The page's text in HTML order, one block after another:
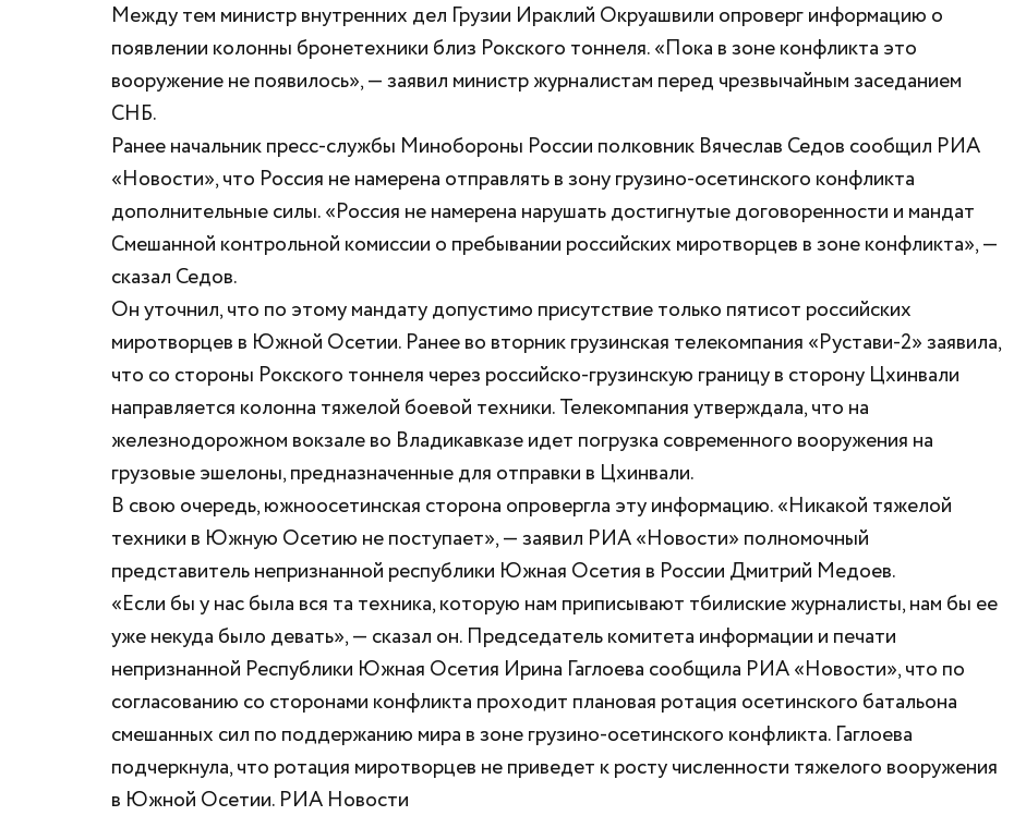
Между тем министр внутренних дел Грузии Ираклий Окруашвили опроверг информацию о
появлении колонны бронетехники близ Рокского тоннеля. «Пока в зоне конфликта это
вооружение не появилось», — заявил министр журналистам перед чрезвычайным заседанием
СНБ.
Ранее начальник пресс-службы Минобороны России полковник Вячеслав Седов сообщил РИА
«Новости», что Россия не намерена отправлять в зону грузино-осетинского конфликта
дополнительные силы. «Россия не намерена нарушать достигнутые договоренности и мандат
Смешанной контрольной комиссии о пребывании российских миротворцев в зоне конфликта», —
сказал Седов.
Он уточнил, что по этому мандату допустимо присутствие только пятисот российских
миротворцев в Южной Осетии. Ранее во вторник грузинская телекомпания «Рустави-2» заявила,
что со стороны Рокского тоннеля через российско-грузинскую границу в сторону Цхинвали
направляется колонна тяжелой боевой техники. Телекомпания утверждала, что на
железнодорожном вокзале во Владикавказе идет погрузка современного вооружения на
грузовые эшелоны, предназначенные для отправки в Цхинвали.
В свою очередь, южноосетинская сторона опровергла эту информацию. «Никакой тяжелой
техники в Южную Осетию не поступает», — заявил РИА «Новости» полномочный
представитель непризнанной республики Южная Осетия в России Дмитрий Медоев.
«Если бы у нас была вся та техника, которую нам приписывают тбилиские журналисты, нам бы ее
уже некуда было девать», — сказал он. Председатель комитета информации и печати
непризнанной Республики Южная Осетия Ирина Гаглоева сообщила РИА «Новости», что по
согласованию со сторонами конфликта проходит плановая ротация осетинского батальона
смешанных сил по поддержанию мира в зоне грузино-осетинского конфликта. Гаглоева
подчеркнула, что ротация миротворцев не приведет к росту численности тяжелого вооружения
в Южной Осетии. РИА Новости